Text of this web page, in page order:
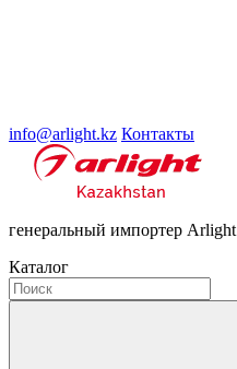
info@arlight.kz Контакты
генеральный импортер Arlight
Каталог